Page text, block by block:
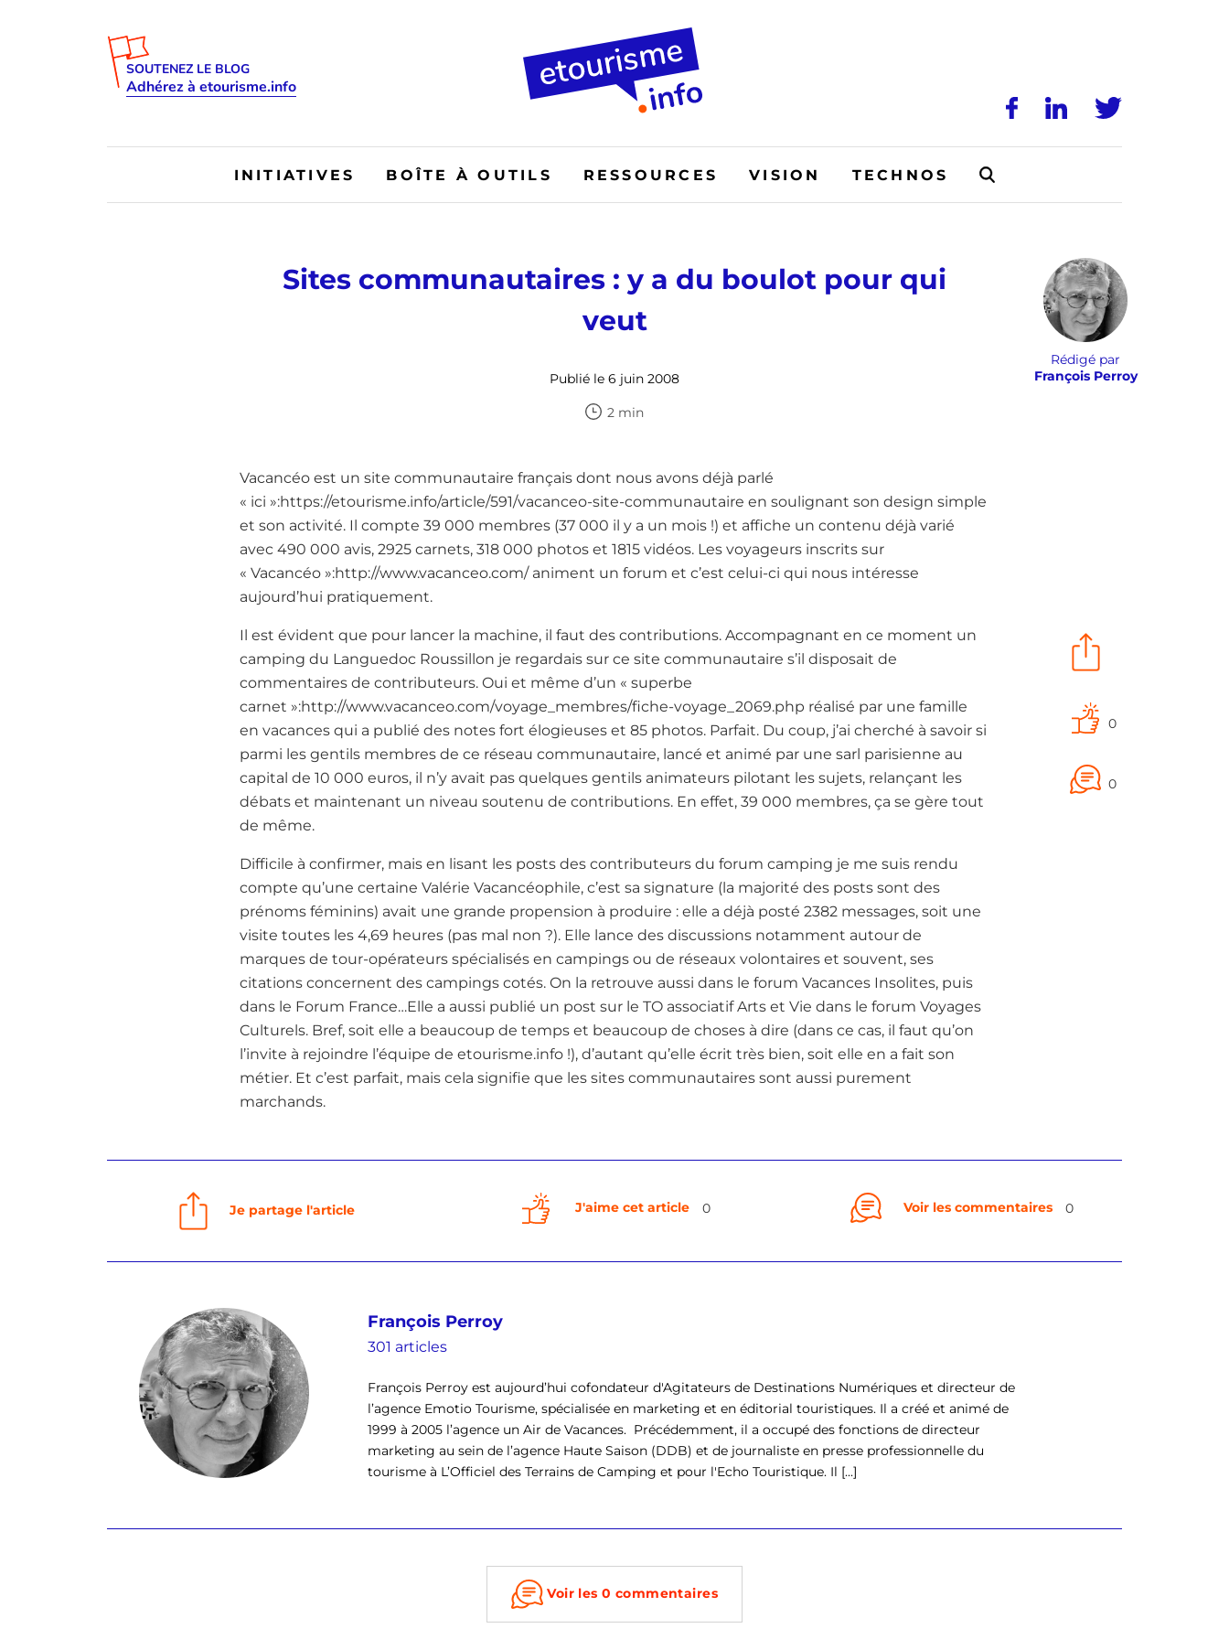
SOUTENEZ LE BLOG
Adhérez à etourisme.info
INITIATIVES BOÎTE À OUTILS RESSOURCES VISION TECHNOS
Sites communautaires : y a du boulot pour qui
veut
Publié le 6 juin 2008
2 min
Rédigé par
François Perroy
0
0
Vacancéo est un site communautaire français dont nous avons déjà parlé
« ici »:https://etourisme.info/article/591/vacanceo-site-communautaire en soulignant son design simple
et son activité. Il compte 39 000 membres (37 000 il y a un mois !) et affiche un contenu déjà varié
avec 490 000 avis, 2925 carnets, 318 000 photos et 1815 vidéos. Les voyageurs inscrits sur
« Vacancéo »:http://www.vacanceo.com/ animent un forum et c’est celui-ci qui nous intéresse
aujourd’hui pratiquement.
Il est évident que pour lancer la machine, il faut des contributions. Accompagnant en ce moment un
camping du Languedoc Roussillon je regardais sur ce site communautaire s’il disposait de
commentaires de contributeurs. Oui et même d’un « superbe
carnet »:http://www.vacanceo.com/voyage_membres/fiche-voyage_2069.php réalisé par une famille
en vacances qui a publié des notes fort élogieuses et 85 photos. Parfait. Du coup, j’ai cherché à savoir si
parmi les gentils membres de ce réseau communautaire, lancé et animé par une sarl parisienne au
capital de 10 000 euros, il n’y avait pas quelques gentils animateurs pilotant les sujets, relançant les
débats et maintenant un niveau soutenu de contributions. En effet, 39 000 membres, ça se gère tout
de même.
Difficile à confirmer, mais en lisant les posts des contributeurs du forum camping je me suis rendu
compte qu’une certaine Valérie Vacancéophile, c’est sa signature (la majorité des posts sont des
prénoms féminins) avait une grande propension à produire : elle a déjà posté 2382 messages, soit une
visite toutes les 4,69 heures (pas mal non ?). Elle lance des discussions notamment autour de
marques de tour-opérateurs spécialisés en campings ou de réseaux volontaires et souvent, ses
citations concernent des campings cotés. On la retrouve aussi dans le forum Vacances Insolites, puis
dans le Forum France…Elle a aussi publié un post sur le TO associatif Arts et Vie dans le forum Voyages
Culturels. Bref, soit elle a beaucoup de temps et beaucoup de choses à dire (dans ce cas, il faut qu’on
l’invite à rejoindre l’équipe de etourisme.info !), d’autant qu’elle écrit très bien, soit elle en a fait son
métier. Et c’est parfait, mais cela signifie que les sites communautaires sont aussi purement
marchands.
Je partage l'article J'aime cet article 0 Voir les commentaires 0
François Perroy
301 articles
François Perroy est aujourd’hui cofondateur d'Agitateurs de Destinations Numériques et directeur de
l’agence Emotio Tourisme, spécialisée en marketing et en éditorial touristiques. Il a créé et animé de
1999 à 2005 l’agence un Air de Vacances. Précédemment, il a occupé des fonctions de directeur
marketing au sein de l’agence Haute Saison (DDB) et de journaliste en presse professionnelle du
tourisme à L’Officiel des Terrains de Camping et pour l'Echo Touristique. Il [...]
Voir les 0 commentaires